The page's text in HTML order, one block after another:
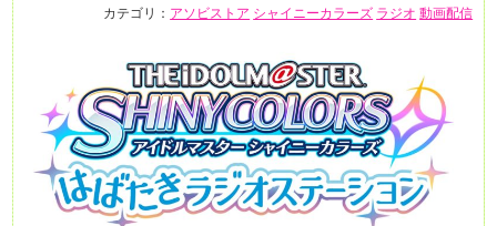
カテゴリ： アソビストア シャイニーカラーズ ラジオ 動画配信